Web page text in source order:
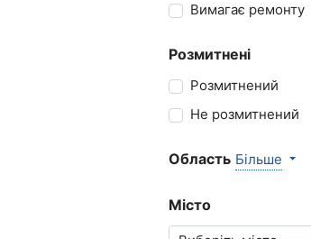
Вимагає ремонту
Розмитнені
Розмитнений
Не розмитнений
Область Більше
Місто